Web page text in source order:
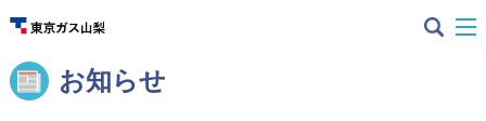
お知らせ